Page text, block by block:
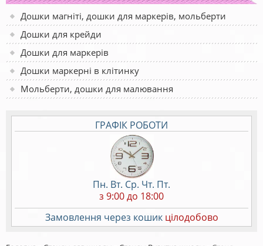
Дошки магніті, дошки для маркерів, мольберти
Дошки для крейди
Дошки для маркерів
Дошки маркерні в клітинку
Мольберти, дошки для малювання
ГРАФІК РОБОТИ
Пн. Вт. Ср. Чт. Пт.
з 9:00 до 18:00
Замовлення через кошик цілодобово